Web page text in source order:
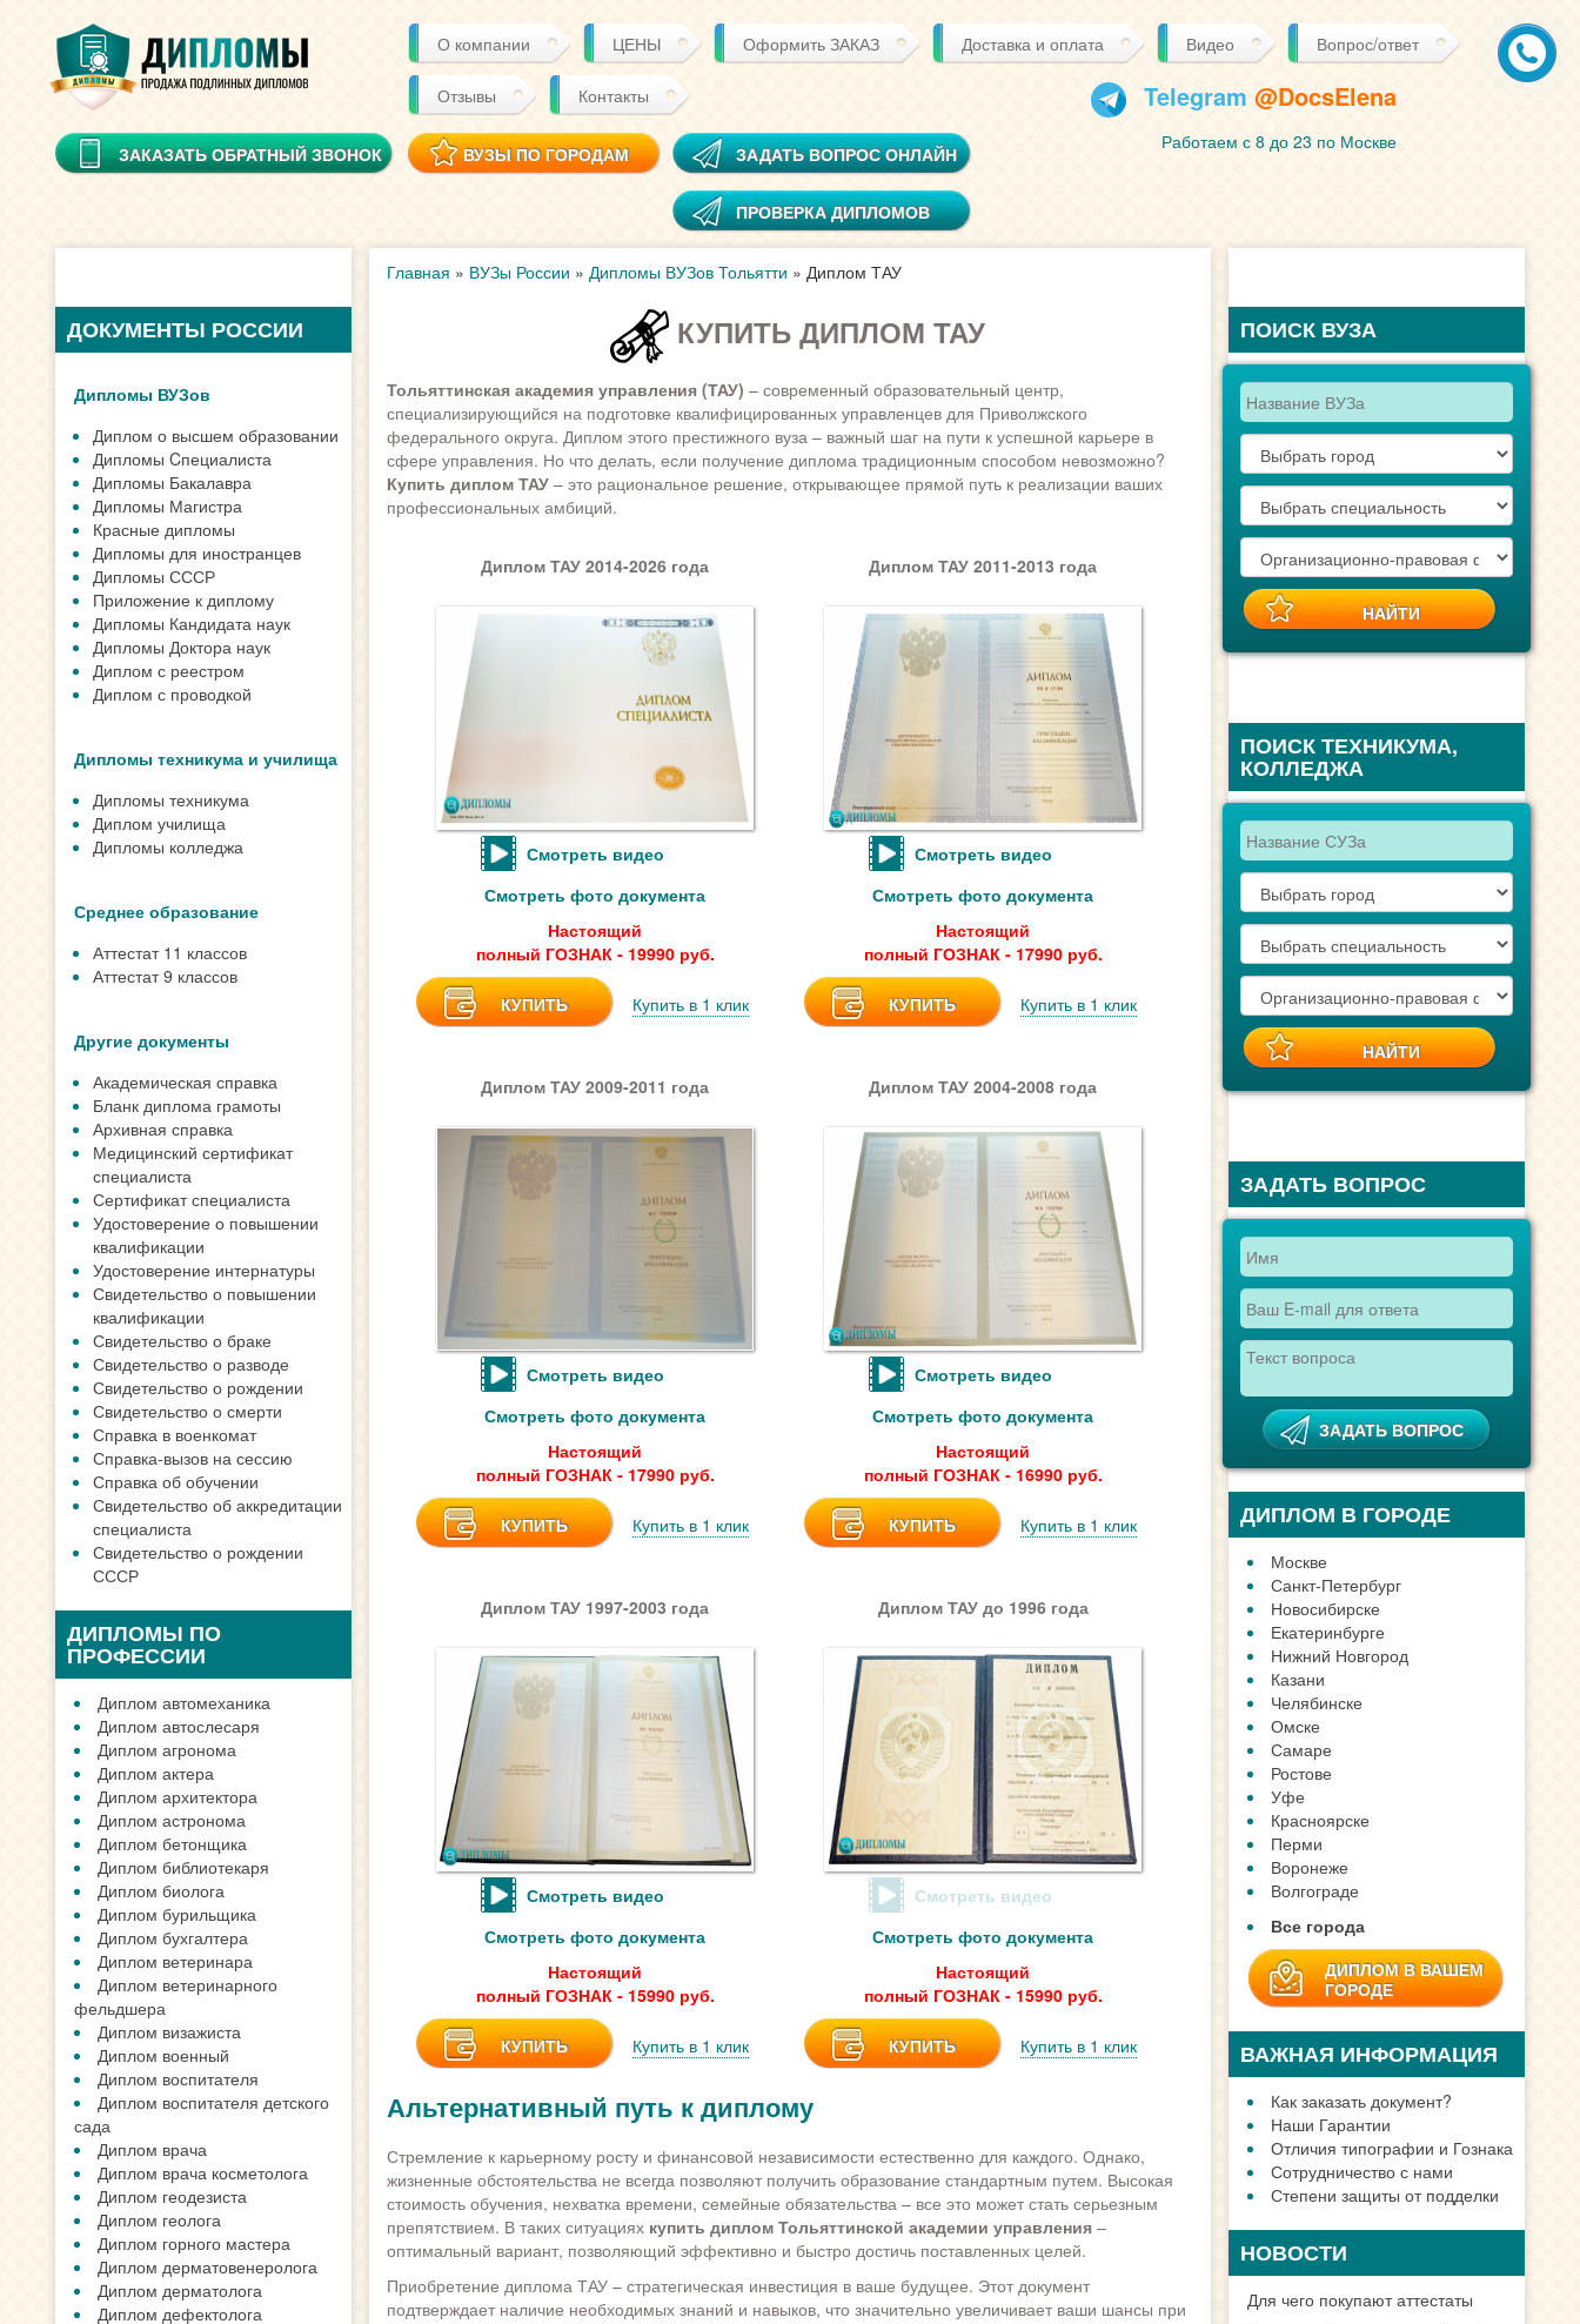
О компании ЦЕНЫ Оформить ЗАКАЗ Доставка и оплата Видео Вопрос/ответ
Отзывы Контакты
ЗАКАЗАТЬ ОБРАТНЫЙ ЗВОНОК ВУЗЫ ПО ГОРОДАМ ЗАДАТЬ ВОПРОС ОНЛАЙН
ПРОВЕРКА ДИПЛОМОВ
Telegram @DocsElena
Работаем с 8 до 23 по Москве
ДОКУМЕНТЫ РОССИИ
Дипломы ВУЗов
Диплом о высшем образовании
Дипломы Cпециалиста
Дипломы Бакалавра
Дипломы Магистра
Красные дипломы
Дипломы для иностранцев
Дипломы СССР
Приложение к диплому
Дипломы Кандидата наук
Дипломы Доктора наук
Диплом с реестром
Диплом с проводкой
Дипломы техникума и училища
Дипломы техникума
Диплом училища
Дипломы колледжа
Среднее образование
Аттестат 11 классов
Аттестат 9 классов
Другие документы
Академическая справка
Бланк диплома грамоты
Архивная справка
Медицинский сертификат
специалиста
Сертификат специалиста
Удостоверение о повышении
квалификации
Удостоверение интернатуры
Свидетельство о повышении
квалификации
Свидетельство о браке
Свидетельство о разводе
Свидетельство о рождении
Свидетельство о смерти
Справка в военкомат
Справка-вызов на сессию
Справка об обучении
Свидетельство об аккредитации
специалиста
Свидетельство о рождении
СССР
ДИПЛОМЫ ПО
ПРОФЕССИИ
Диплом автомеханика
Диплом автослесаря
Диплом агронома
Диплом актера
Диплом архитектора
Диплом астронома
Диплом бетонщика
Диплом библиотекаря
Диплом биолога
Диплом бурильщика
Диплом бухгалтера
Диплом ветеринара
Диплом ветеринарного
фельдшера
Диплом визажиста
Диплом военный
Диплом воспитателя
Диплом воспитателя детского
сада
Диплом врача
Диплом врача косметолога
Диплом геодезиста
Диплом геолога
Диплом горного мастера
Диплом дерматовенеролога
Диплом дерматолога
Диплом дефектолога
Главная » ВУЗы России » Дипломы ВУЗов Тольятти » Диплом ТАУ
КУПИТЬ ДИПЛОМ ТАУ
Тольяттинская академия управления (ТАУ) – современный образовательный центр,
специализирующийся на подготовке квалифицированных управленцев для Приволжского
федерального округа. Диплом этого престижного вуза – важный шаг на пути к успешной карьере в
сфере управления. Но что делать, если получение диплома традиционным способом невозможно?
Купить диплом ТАУ– это рациональное решение, открывающее прямой путь к реализации ваших
профессиональных амбиций.
Диплом ТАУ 2014-2026 года
Смотреть видео
Смотреть фото документа
Настоящий
полный ГОЗНАК - 19990 руб.
КУПИТЬ Купить в 1 клик
Диплом ТАУ 2011-2013 года
Смотреть видео
Смотреть фото документа
Настоящий
полный ГОЗНАК - 17990 руб.
КУПИТЬ Купить в 1 клик
Диплом ТАУ 2009-2011 года
Смотреть видео
Смотреть фото документа
Настоящий
полный ГОЗНАК - 17990 руб.
КУПИТЬ Купить в 1 клик
Диплом ТАУ 2004-2008 года
Смотреть видео
Смотреть фото документа
Настоящий
полный ГОЗНАК - 16990 руб.
КУПИТЬ Купить в 1 клик
Диплом ТАУ 1997-2003 года
Смотреть видео
Смотреть фото документа
Настоящий
полный ГОЗНАК - 15990 руб.
КУПИТЬ Купить в 1 клик
Диплом ТАУ до 1996 года
Смотреть видео
Смотреть фото документа
Настоящий
полный ГОЗНАК - 15990 руб.
КУПИТЬ Купить в 1 клик
Альтернативный путь к диплому
Стремление к карьерному росту и финансовой независимости естественно для каждого. Однако,
жизненные обстоятельства не всегда позволяют получить образование стандартным путем. Высокая
стоимость обучения, нехватка времени, семейные обязательства – все это может стать серьезным
препятствием. В таких ситуацияхкупить диплом Тольяттинской академии управления–
оптимальный вариант, позволяющий эффективно и быстро достичь поставленных целей.
Приобретение диплома ТАУ – стратегическая инвестиция в ваше будущее. Этот документ
подтверждает наличие необходимых знаний и навыков, что значительно увеличивает ваши шансы при
ПОИСК ВУЗА
ПОИСК ТЕХНИКУМА,
КОЛЛЕДЖА
ЗАДАТЬ ВОПРОС
ДИПЛОМ В ГОРОДЕ
Москве
Санкт-Петербург
Новосибирске
Екатеринбурге
Нижний Новгород
Казани
Челябинске
Омске
Самаре
Ростове
Уфе
Красноярске
Перми
Воронеже
Волгограде
Все города
ДИПЛОМ В ВАШЕМ
ГОРОДЕ
ВАЖНАЯ ИНФОРМАЦИЯ
Как заказать документ?
Наши Гарантии
Отличия типографии и Гознака
Сотрудничество с нами
Степени защиты от подделки
НОВОСТИ
Для чего покупают аттестаты